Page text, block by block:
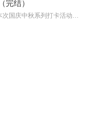
完结）